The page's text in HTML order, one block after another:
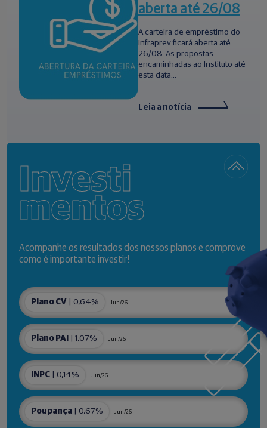
aberta até 26/08
A carteira de empréstimo do
Infraprev ficará aberta até
26/08. As propostas
encaminhadas ao Instituto até
esta data...
Leia a notícia
Investi
mentos
Acompanhe os resultados dos nossos planos e comprove
como é importante investir!
Plano CV | 0,64% Jun/26
Plano PAI | 1,07% Jun/26
INPC | 0,14% Jun/26
Poupança | 0,67% Jun/26